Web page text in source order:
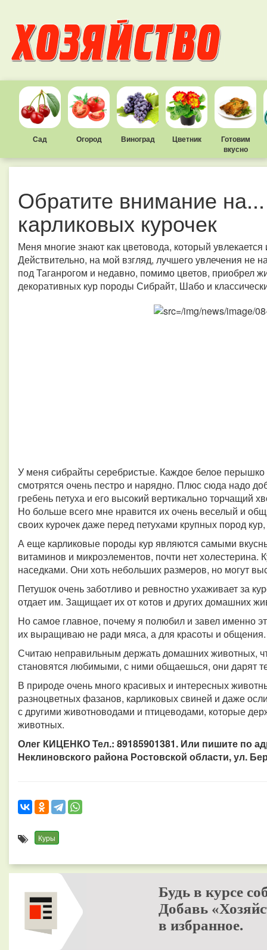
Сад Огород Виноград Цветник
Готовим
вкусно
Обратите внимание
карликовых курочек
Меня многие знают как цветовода, который
Действительно, на мой взгляд, лучшего увлечения не
под Таганрогом и недавно, помимо цветов, приобрел
декоративных кур породы Сибрайт, Шабо и
У меня сибрайты серебристые. Каждое белое перышко
смотрятся очень пестро и нарядно. Плюс сюда надо
гребень петуха и его высокий вертикально торчащий
Но больше всего мне нравится их очень веселый и
своих курочек даже перед петухами крупных пород
А еще карликовые породы кур являются самыми
витаминов и микроэлементов, почти нет
наседками. Они хоть небольших размеров, но могут
Петушок очень заботливо и ревностно ухаживает за
отдает им. Защищает их от котов и других домашних
Но самое главное, почему я полюбил и завел именно
их выращиваю не ради мяса, а для красоты и общения.
Считаю неправильным держать домашних животных,
становятся любимыми, с ними общаешься, они дарят
В природе очень много красивых и интересных
разноцветных фазанов, карликовых свиней и даже
с другими животноводами и птицеводами, которые
животных.
Олег КИЦЕНКО Тел.: 89185901381. Или пишите по
Неклиновского района Ростовской области, ул.
Куры
Будь в курсе
Добавь
в избранное.